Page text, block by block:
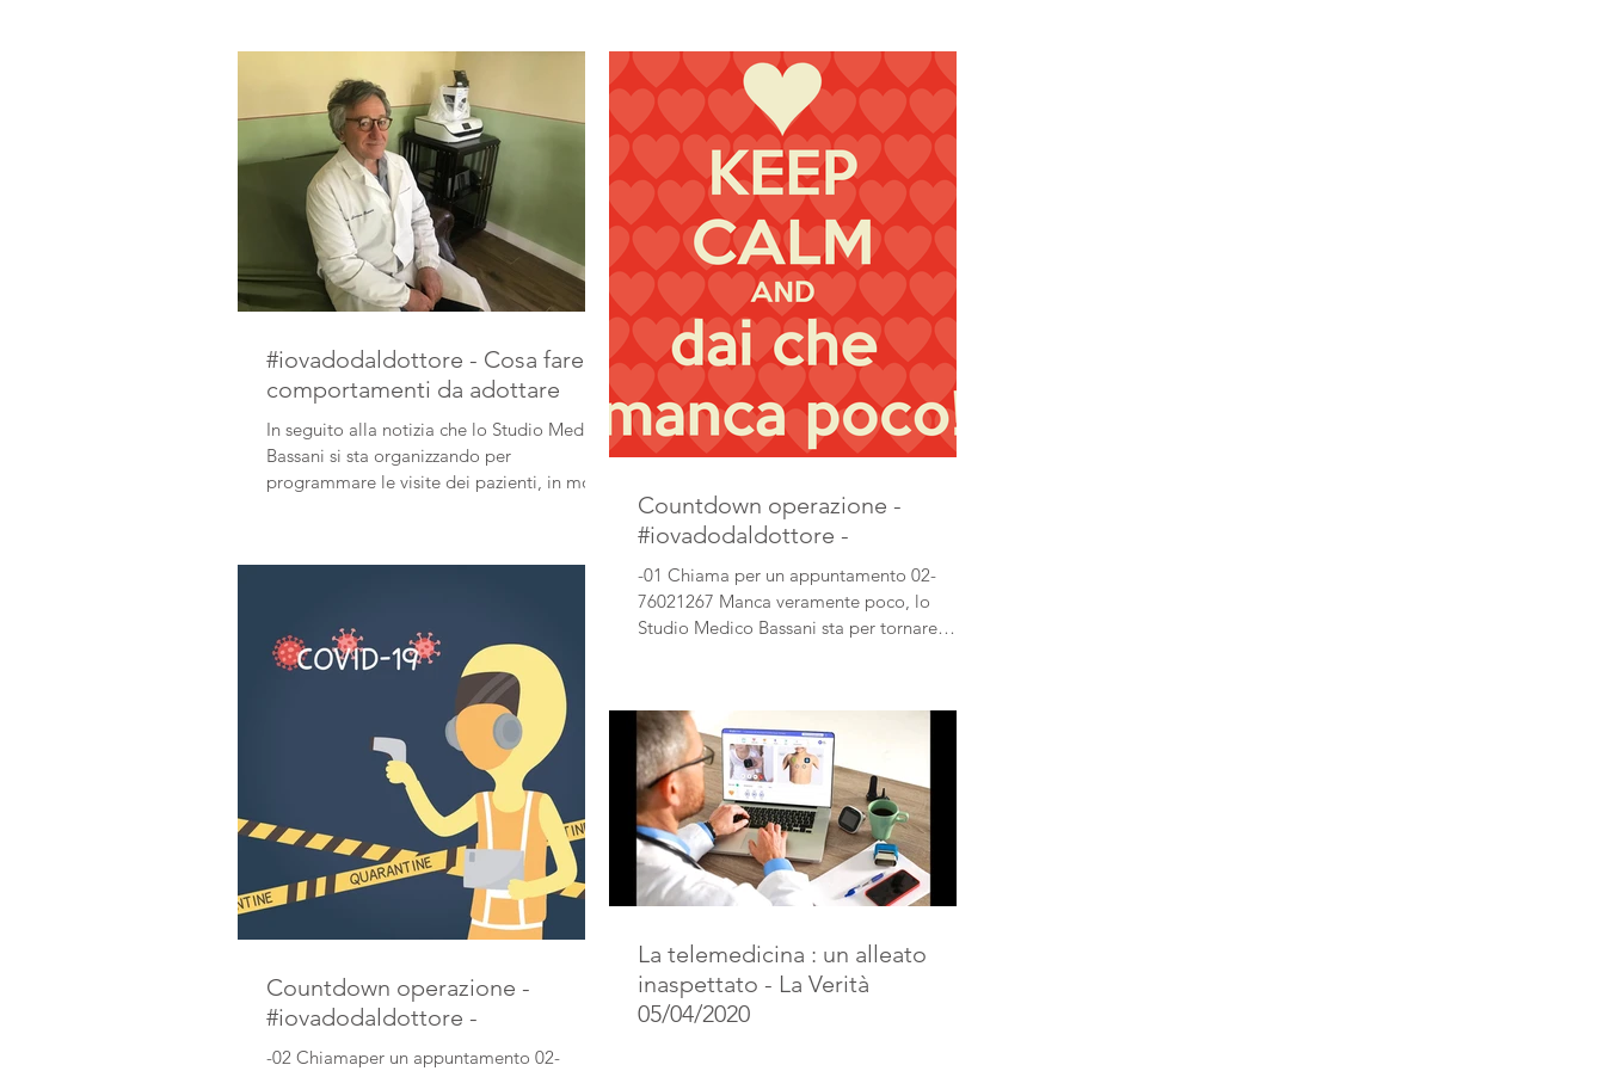
#iovadodaldottore - Cosa fare e
comportamenti da adottare
In seguito alla notizia che lo Studio Medico
Bassani si sta organizzando per
programmare le visite dei pazienti, in molti
Countdown operazione -
#iovadodaldottore -
-01 Chiama per un appuntamento 02-
76021267 Manca veramente poco, lo
Studio Medico Bassani sta per tornare
Countdown operazione -
#iovadodaldottore -
-02 Chiamaper un appuntamento 02-
La telemedicina : un alleato
inaspettato - La Verità
05/04/2020